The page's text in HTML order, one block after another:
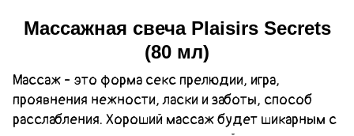
Массажная свеча Plaisirs Secrets
(80 мл)
Массаж - это форма секс прелюдии, игра,
проявнения нежности, ласки и заботы, способ
расслабления. Хороший массаж будет шикарным с